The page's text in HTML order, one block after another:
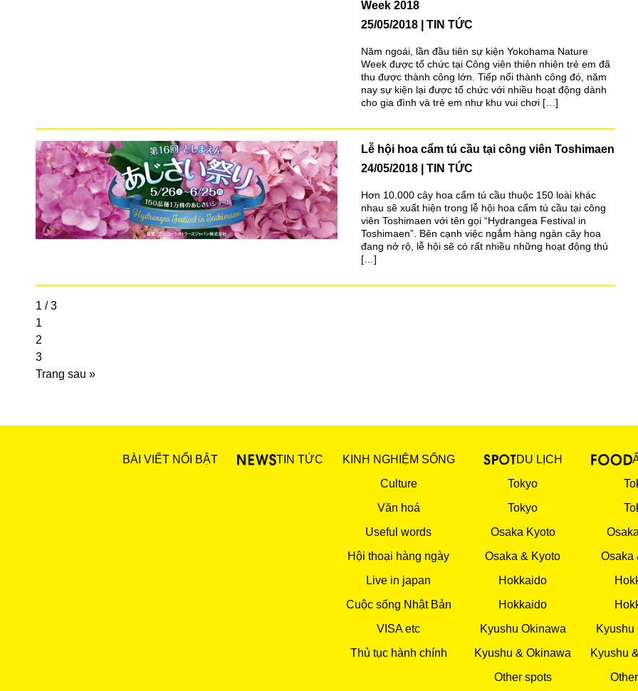
Week 2018
25/05/2018
TIN TỨC
Năm ngoái, lần đầu tiên sự kiện Yokohama Nature
Week được tổ chức tại Công viên thiên nhiên trẻ em đã
thu được thành công lớn. Tiếp nối thành công đó, năm
nay sự kiện lại được tổ chức với nhiều hoạt động dành
cho gia đình và trẻ em như khu vui chơi […]
Lễ hội hoa cẩm tú cầu tại công viên Toshimaen
24/05/2018
TIN TỨC
Hơn 10.000 cây hoa cẩm tú cầu thuộc 150 loài khác
nhau sẽ xuất hiện trong lễ hội hoa cẩm tú cầu tại công
viên Toshimaen với tên gọi “Hydrangea Festival in
Toshimaen”. Bên cạnh việc ngắm hàng ngàn cây hoa
đang nở rộ, lễ hội sẽ có rất nhiều những hoạt động thú
[…]
1 / 3
1
2
3
Trang sau »
BÀI VIẾT NỔI BẬT TIN TỨC
KINH NGHIỆM SỐNG
Culture
Văn hoá
Useful words
Hội thoại hàng ngày
Live in japan
Cuộc sống Nhật Bản
VISA etc
Thủ tục hành chính
DU LỊCH
Tokyo
Tokyo
Osaka Kyoto
Osaka & Kyoto
Hokkaido
Hokkaido
Kyushu Okinawa
Kyushu & Okinawa
Other spots
Osaka
Kyushu
Kyushu